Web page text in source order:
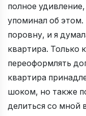
полное
упоминал об
поровну, и я
квартира. Только
переоформлять
квартира
шоком, но также
делиться со мной